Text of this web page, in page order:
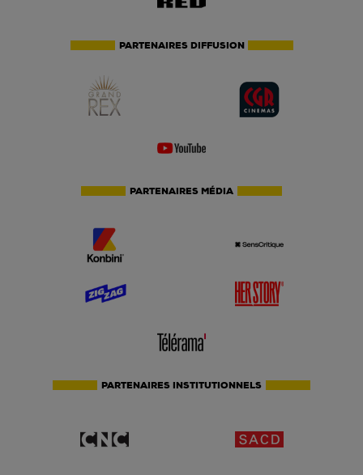
PARTENAIRES DIFFUSION
PARTENAIRES MÉDIA
PARTENAIRES INSTITUTIONNELS